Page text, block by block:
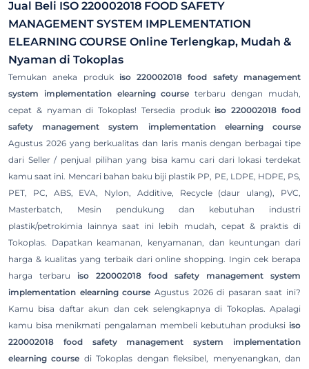
Jual Beli ISO 220002018 FOOD SAFETY
MANAGEMENT SYSTEM IMPLEMENTATION
ELEARNING COURSE Online Terlengkap, Mudah &
Nyaman di Tokoplas
Temukan aneka produk iso 220002018 food safety management
system implementation elearning course terbaru dengan mudah,
cepat & nyaman di Tokoplas! Tersedia produkiso 220002018 food
safety management system implementation elearning course
Agustus 2026 yang berkualitas dan laris manis dengan berbagai tipe
dari Seller / penjual pilihan yang bisa kamu cari dari lokasi terdekat
kamu saat ini. Mencari bahan baku biji plastik PP, PE, LDPE, HDPE, PS,
PET, PC, ABS, EVA, Nylon, Additive, Recycle (daur ulang), PVC,
Masterbatch, Mesin pendukung dan kebutuhan industri
plastik/petrokimia lainnya saat ini lebih mudah, cepat & praktis di
Tokoplas. Dapatkan keamanan, kenyamanan, dan keuntungan dari
harga & kualitas yang terbaik dari online shopping. Ingin cek berapa
harga terbaru iso 220002018 food safety management system
implementation elearning course Agustus 2026 di pasaran saat ini?
Kamu bisa daftar akun dan cek selengkapnya di Tokoplas. Apalagi
kamu bisa menikmati pengalaman membeli kebutuhan produksi iso
220002018 food safety management system implementation
elearning course di Tokoplas dengan fleksibel, menyenangkan, dan